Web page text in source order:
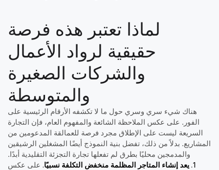
لماذا تعتبر هذه فرصة
حقيقية لرواد الأعمال
والشركات الصغيرة
والمتوسطة
هناك شيء سري وسري حول ما لا تكشفه الأرقام الرئيسية على
الفور. على عكس الملاحظة الشائعة والمفهوم العام، فإن التجارة
السريعة ليست على الإطلاق مجرد فرصة للعمالقة المدعومين من
المشاريع. بدلاً من ذلك، تفضل بنية النموذج أيضًا المشغلين الرشيقين
والمدمجين محليًا بطرق لم تفعلها تجارة التجزئة التقليدية أبدًا.
1. يعد إنشاء المتاجر المظلمة منخفض التكلفة نسبيًا.
على عكس